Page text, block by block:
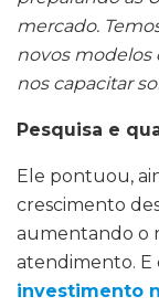
mercado.
novos modelos
nos capacitar
Pesquisa e
Ele pontuou,
crescimento
aumentando o
atendimento. E
investimento